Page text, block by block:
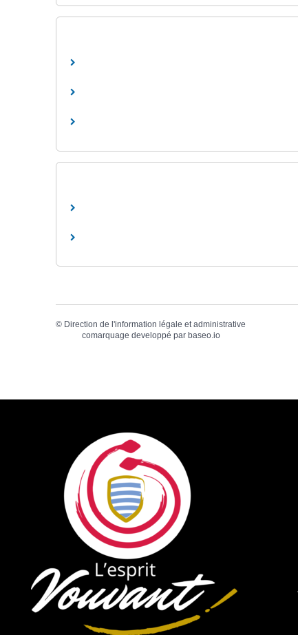
© Direction de l'information légale et administrative
comarquage developpé par baseo.io